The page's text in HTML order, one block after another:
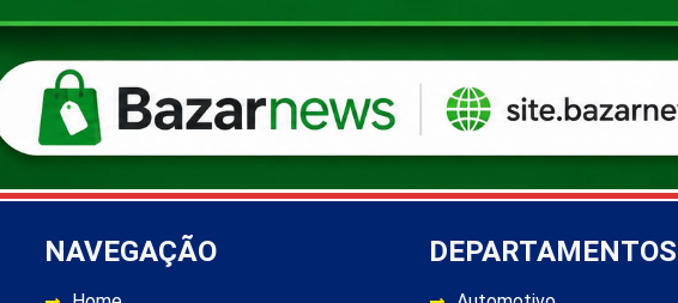
NAVEGAÇÃO DEPARTAMENTOS